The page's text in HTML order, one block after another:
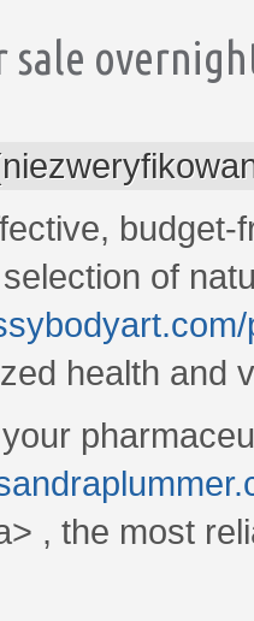
of
health and
, the most